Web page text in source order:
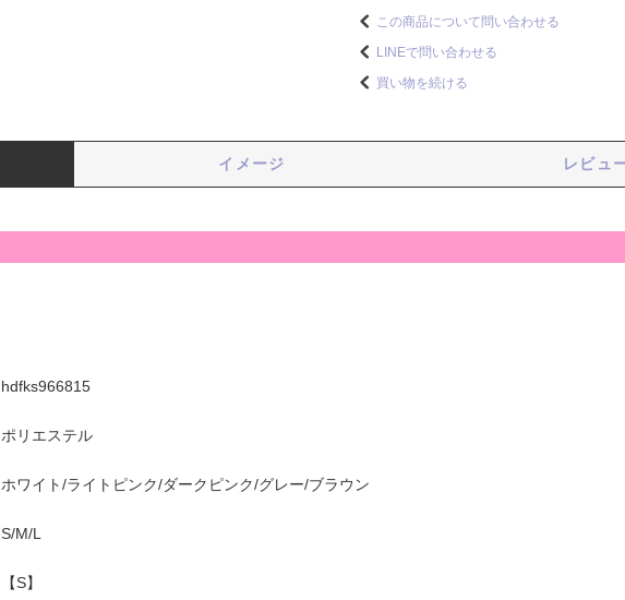
この商品について問い合わせる
LINEで問い合わせる
買い物を続ける
イメージ レビュ
hdfks966815
ポリエステル
ホワイト/ライトピンク/ダークピンク/グレー/ブラウン
S/M/L
【S】